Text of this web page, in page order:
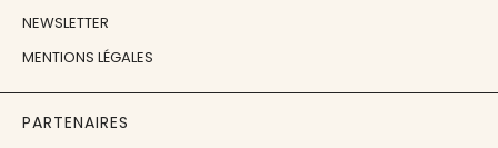
NEWSLETTER
MENTIONS LÉGALES
PARTENAIRES